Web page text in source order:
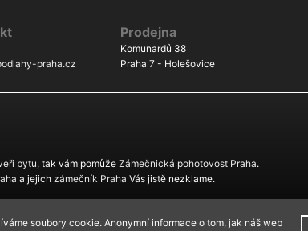
praha.cz
Prodejna
Komunardů 38
Praha 7 - Holešovice
bytu, tak vám pomůže Zámečnická pohotovost Praha.
a jejich zámečník Praha Vás jistě nezklame.
soubory cookie. Anonymní informace o tom, jak náš web